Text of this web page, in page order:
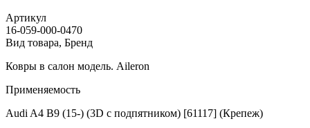
Артикул
16-059-000-0470
Вид товара, Бренд
Ковры в салон модель. Aileron
Применяемость
Audi A4 B9 (15-) (3D с подпятником) [61117] (Крепеж)